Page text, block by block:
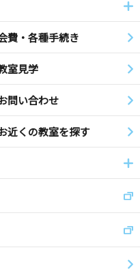
費・各種手続き
室見学
問い合わせ
近くの教室を探す